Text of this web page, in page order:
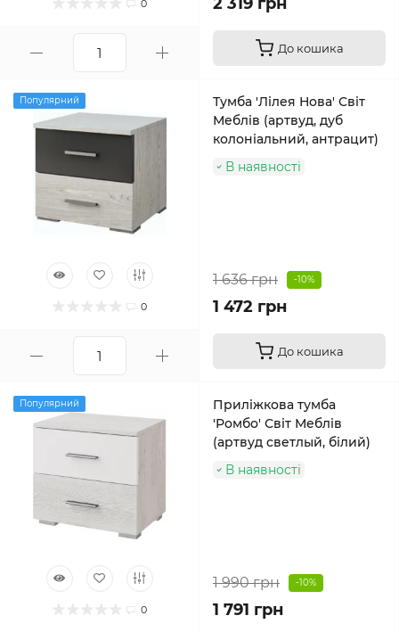
0
До кошика
Популярний
0
Тумба 'Лілея Нова' Світ
Меблів (артвуд, дуб
колоніальний, антрацит)
В наявності
1 636 грн -10%
1 472 грн
До кошика
Популярний
0
Приліжкова тумба
'Ромбо' Світ Меблів
(артвуд светлый, білий)
В наявності
1 990 грн -10%
1 791 грн